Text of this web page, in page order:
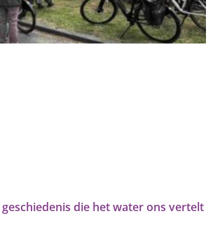
die het water ons vertelt